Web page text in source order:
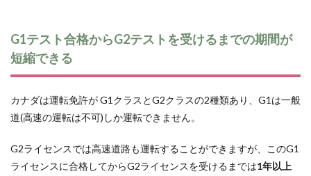
G1テスト合格からG2テストを受けるまでの期間が
短縮できる
カナダは運転免許が G1クラスとG2クラスの2種類あり、G1は一般
道(高速の運転は不可)しか運転できません。
G2ライセンスでは高速道路も運転することができますが、このG1
ライセンスに合格してからG2ライセンスを受けるまでは1年以上